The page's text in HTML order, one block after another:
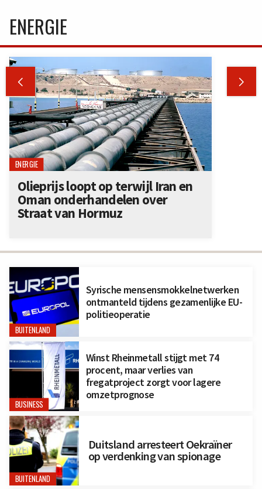
BUITENLAND
Syrische mensensmokkelnetwerken
ontmanteld tijdens gezamenlijke EU-
politieoperatie
BUSINESS
Winst Rheinmetall stijgt met 74
procent, maar verlies van
fregatproject zorgt voor lagere
omzetprognose
BUITENLAND
Duitsland arresteert Oekraïner
op verdenking van spionage
ENERGIE
 
ENERGIE
Olieprijs loopt op terwijl Iran en
Oman onderhandelen over
Straat van Hormuz